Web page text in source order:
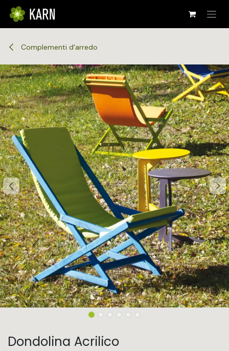
Passa al contenuto
Complementi d'arredo
Dondolina Acrilico